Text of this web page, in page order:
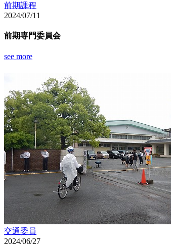
前期課程
2024/07/11
前期専門委員会
see more
交通委員
2024/06/27